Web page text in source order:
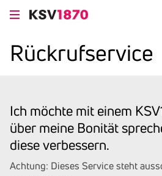
Direkt
zum
Rück­ruf­ser­vice
Ich möchte mit einem
über meine Bonität
diese verbessern.
Achtung: Dieses Service steht